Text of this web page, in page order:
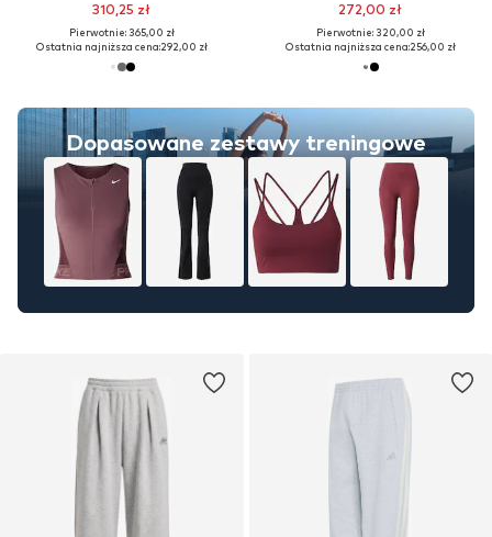
310,25 zł
Pierwotnie: 365,00 zł
Ostatnia najniższa cena:292,00 zł
272,00 zł
Pierwotnie: 320,00 zł
Ostatnia najniższa cena:256,00 zł
Dopasowane zestawy treningowe